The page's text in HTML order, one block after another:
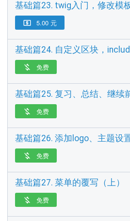
基础篇23. twig入门，修改模
 5.00 元
基础篇24. 自定义区块，
 免费
基础篇25. 复习、总结、继续
 免费
基础篇26. 添加logo、主题设
 免费
基础篇27. 菜单的覆写（上）
 免费